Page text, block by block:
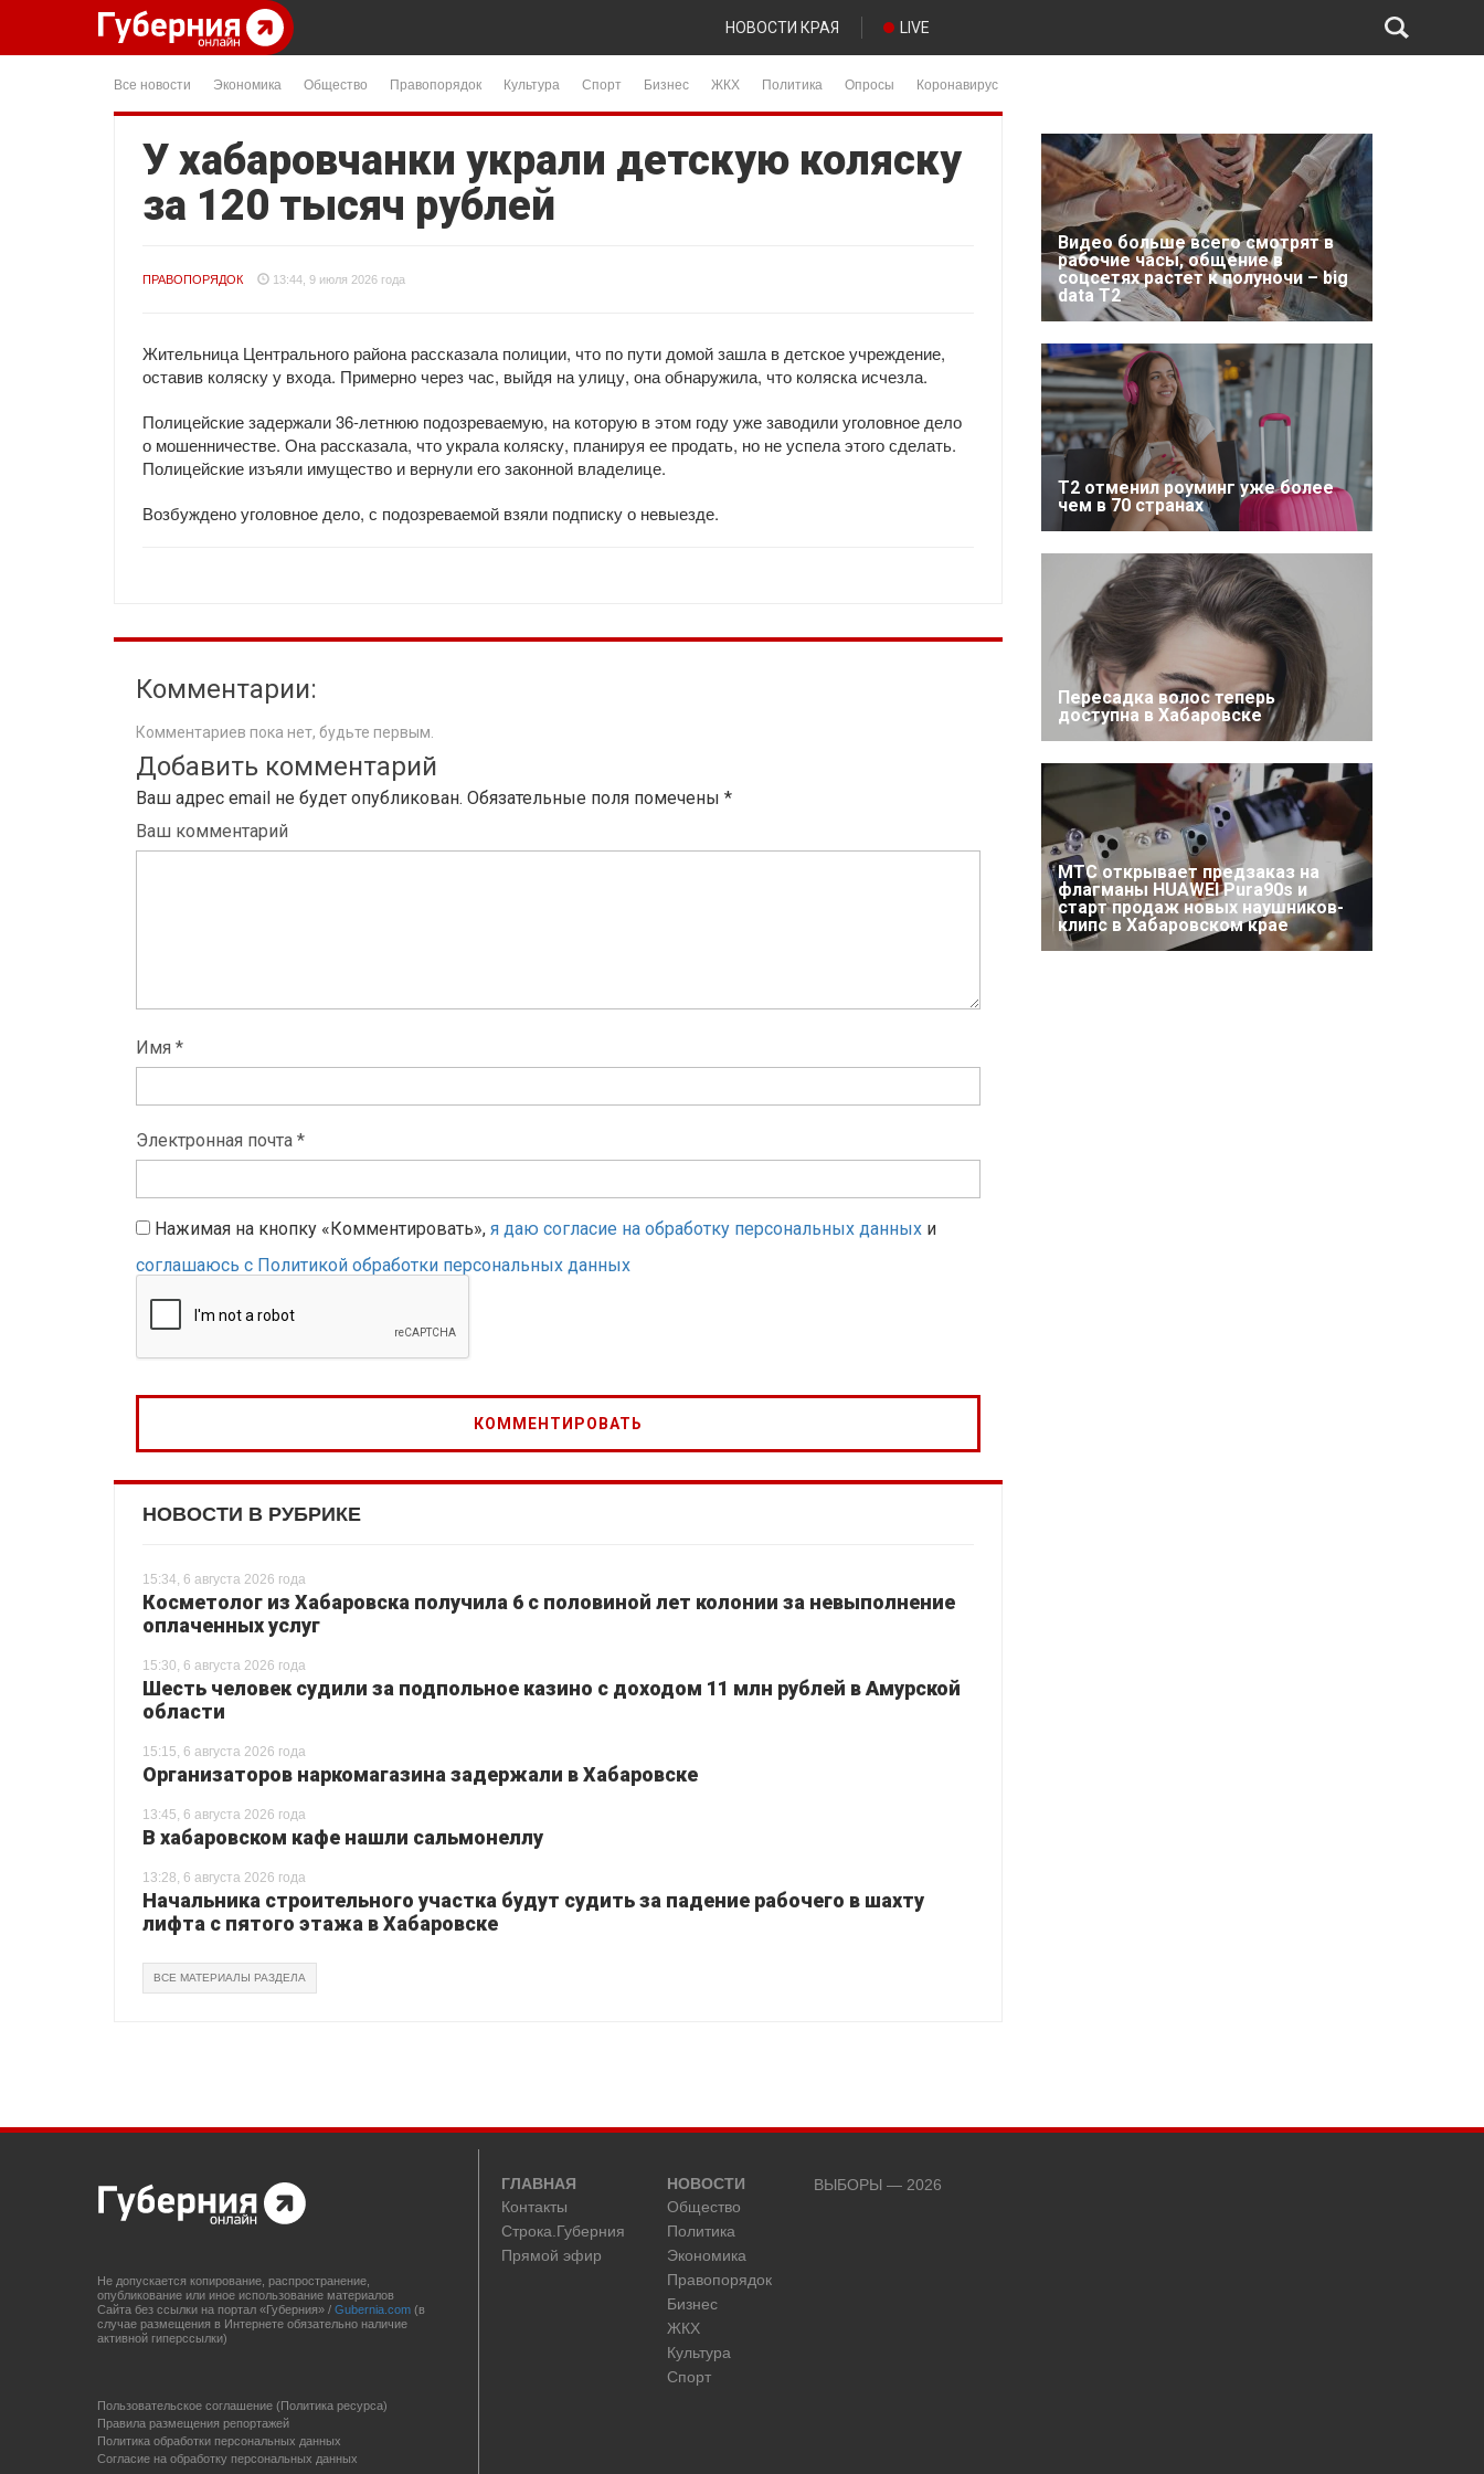
НОВОСТИ КРАЯ LIVE
Все новости Экономика Общество Правопорядок Культура Спорт Бизнес ЖКХ Политика Опросы Коронавирус
У хабаровчанки украли детскую коляску
за 120 тысяч рублей
ПРАВОПОРЯДОК 13:44, 9 июля 2026 года
Жительница Центрального района рассказала полиции, что по пути домой зашла в детское учреждение,
оставив коляску у входа. Примерно через час, выйдя на улицу, она обнаружила, что коляска исчезла.
Полицейские задержали 36-летнюю подозреваемую, на которую в этом году уже заводили уголовное дело
о мошенничестве. Она рассказала, что украла коляску, планируя ее продать, но не успела этого сделать.
Полицейские изъяли имущество и вернули его законной владелице.
Возбуждено уголовное дело, с подозреваемой взяли подписку о невыезде.
Комментарии:
Комментариев пока нет, будьте первым.
Добавить комментарий
Ваш адрес email не будет опубликован. Обязательные поля помечены *
Ваш комментарий
Имя *
Электронная почта *
Нажимая на кнопку «Комментировать», я даю согласие на обработку персональных данных и
соглашаюсь с Политикой обработки персональных данных
НОВОСТИ В РУБРИКЕ
15:34, 6 августа 2026 года
Косметолог из Хабаровска получила 6 с половиной лет колонии за невыполнение
оплаченных услуг
15:30, 6 августа 2026 года
Шесть человек судили за подпольное казино с доходом 11 млн рублей в Амурской
области
15:15, 6 августа 2026 года
Организаторов наркомагазина задержали в Хабаровске
13:45, 6 августа 2026 года
В хабаровском кафе нашли сальмонеллу
13:28, 6 августа 2026 года
Начальника строительного участка будут судить за падение рабочего в шахту
лифта с пятого этажа в Хабаровске
ВСЕ МАТЕРИАЛЫ РАЗДЕЛА
Видео больше всего смотрят в
рабочие часы, общение в
соцсетях растет к полуночи – big
data T2
Т2 отменил роуминг уже более
чем в 70 странах
Пересадка волос теперь
доступна в Хабаровске
МТС открывает предзаказ на
флагманы HUAWEI Pura90s и
старт продаж новых наушников-
клипс в Хабаровском крае
Не допускается копирование, распространение,
опубликование или иное использование материалов
Сайта без ссылки на портал «Губерния» / Gubernia.com (в
случае размещения в Интернете обязательно наличие
активной гиперссылки)
Пользовательское соглашение (Политика ресурса)
Правила размещения репортажей
Политика обработки персональных данных
Согласие на обработку персональных данных
ГЛАВНАЯ
Контакты
Строка.Губерния
Прямой эфир
НОВОСТИ
Общество
Политика
Экономика
Правопорядок
Бизнес
ЖКХ
Культура
Спорт
ВЫБОРЫ — 2026